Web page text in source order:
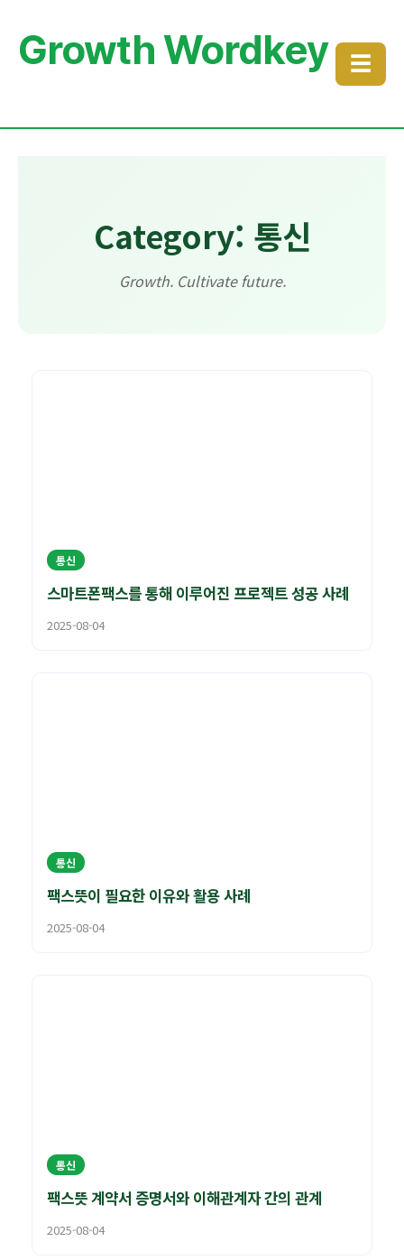
Growth Wordkey ☰
Category: 통신
Growth. Cultivate future.
통신
스마트폰팩스를 통해 이루어진 프로젝트 성공 사례
2025-08-04
통신
팩스뜻이 필요한 이유와 활용 사례
2025-08-04
통신
팩스뜻 계약서 증명서와 이해관계자 간의 관계
2025-08-04